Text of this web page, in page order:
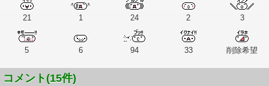
21 1 24 2 3
5 6 94 33 削除希望
コメント(15件)